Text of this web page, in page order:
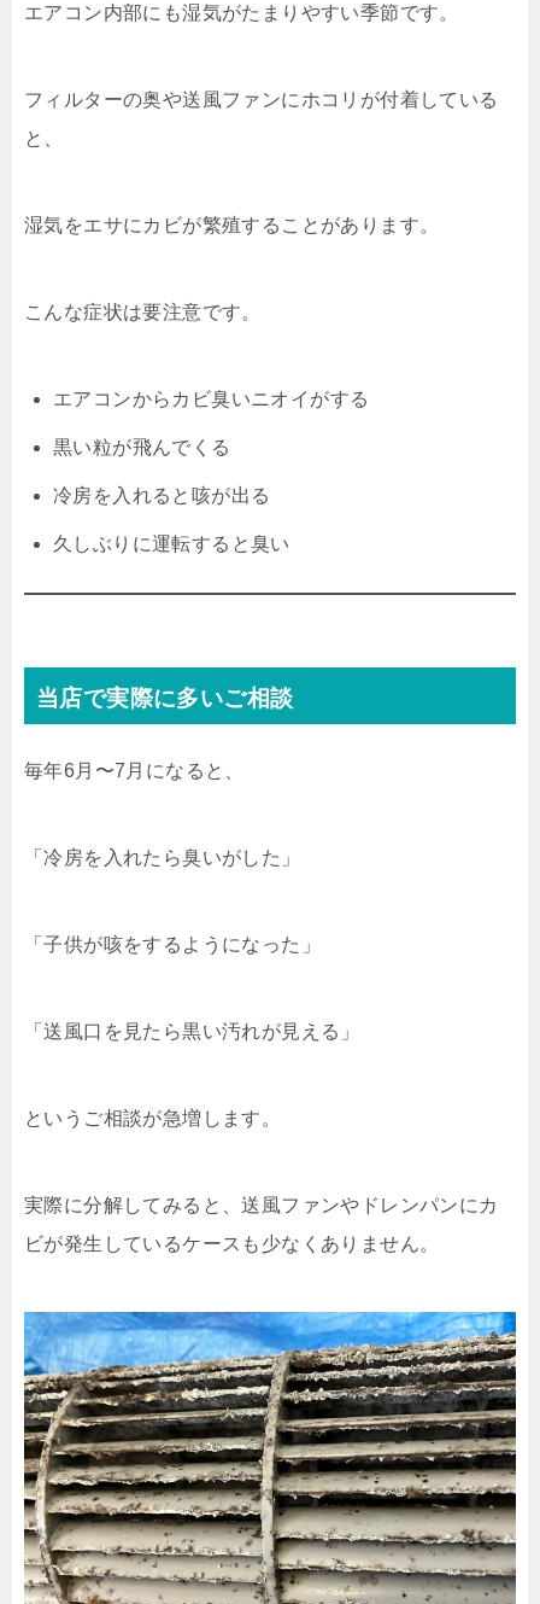
エアコン内部にも湿気がたまりやすい季節です。
フィルターの奥や送風ファンにホコリが付着している
と、
湿気をエサにカビが繁殖することがあります。
こんな症状は要注意です。
エアコンからカビ臭いニオイがする
黒い粒が飛んでくる
冷房を入れると咳が出る
久しぶりに運転すると臭い
当店で実際に多いご相談
毎年6月〜7月になると、
「冷房を入れたら臭いがした」
「子供が咳をするようになった」
「送風口を見たら黒い汚れが見える」
というご相談が急増します。
実際に分解してみると、送風ファンやドレンパンにカ
ビが発生しているケースも少なくありません。